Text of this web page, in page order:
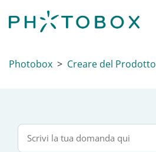
Photobox Creare del Prodotto